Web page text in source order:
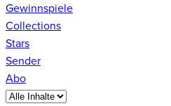
Gewinnspiele
Collections
Stars
Sender
Abo